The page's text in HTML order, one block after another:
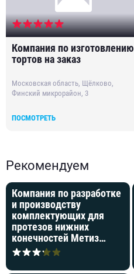
Компания по изготовлению
тортов на заказ
Московская область, Щёлково,
Финский микрорайон, 3
ПОСМОТРЕТЬ
Рекомендуем
Компания по разработке
и производству
комплектующих для
протезов нижних
конечностей Метиз
производство